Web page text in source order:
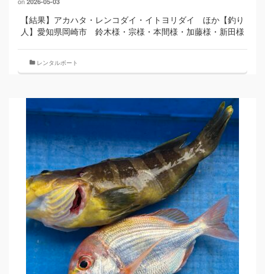
【結果】アカハタ・レンコダイ・イトヨリダイ ほか【釣り
人】愛知県岡崎市 鈴木様・宗様・本間様・加藤様・新田様
レンタルボート